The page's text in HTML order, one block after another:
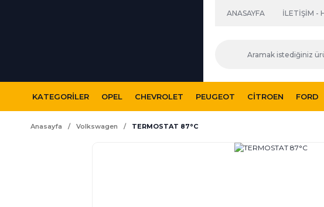
ANASAYFA İLETİŞİM -
KATEGORILER OPEL CHEVROLET PEUGEOT CITROEN FORD
Anasayfa Volkswagen TERMOSTAT 87°C